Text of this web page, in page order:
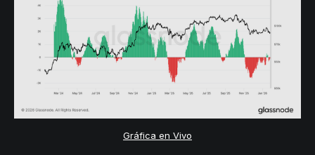
Gráfica en Vivo